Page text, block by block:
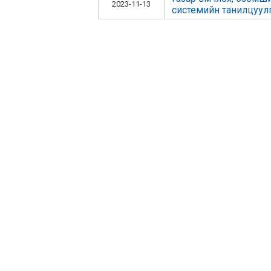
2023-11-13
системийн